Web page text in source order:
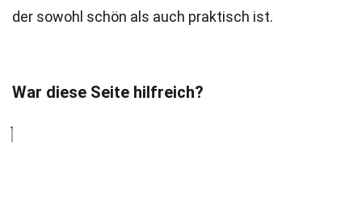
der sowohl schön als auch praktisch ist.
War diese Seite hilfreich?